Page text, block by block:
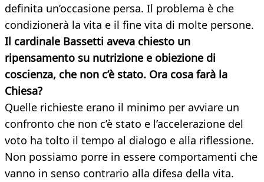
definita un’occasione persa. Il problema è che
condizionerà la vita e il fine vita di molte persone.
Il cardinale Bassetti aveva chiesto un
ripensamento su nutrizione e obiezione di
coscienza, che non c’è stato. Ora cosa farà la
Chiesa?
Quelle richieste erano il minimo per avviare un
confronto che non c’è stato e l’accelerazione del
voto ha tolto il tempo al dialogo e alla riflessione.
Non possiamo porre in essere comportamenti che
vanno in senso contrario alla difesa della vita.